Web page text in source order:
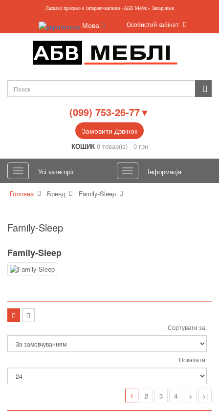
Ласкаво просимо в інтернет-магазин «АБВ Меблі» Запоріжжя
Мова Особистий кабінет
(099) 753-26-77▼
Замовити Дзвінок
КОШИК 0 товар(ів) - 0 грн
Усі категорії Інформація
Головна Бренд Family-Sleep
Family-Sleep
Family-Sleep
Сортувати за:
Показати:
1 2 3 4 > >|